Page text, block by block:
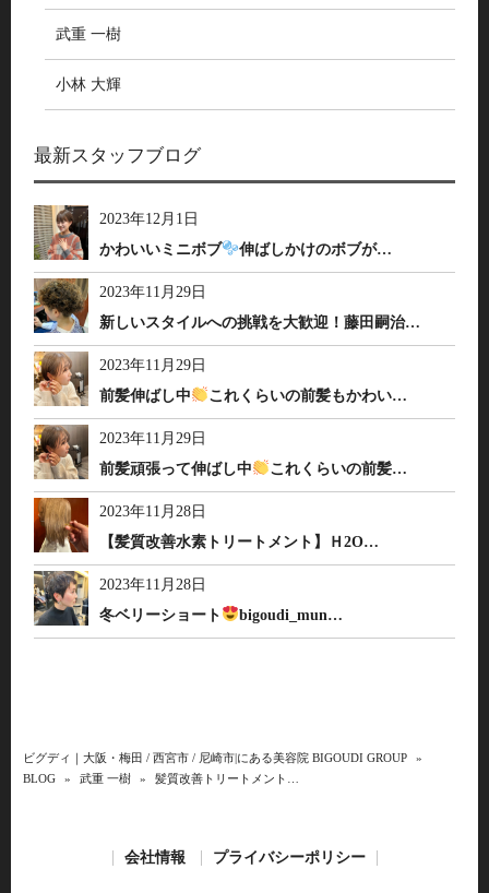
武重 一樹
小林 大輝
最新スタッフブログ
2023年12月1日
かわいいミニボブ
伸ばしかけのボブが…
2023年11月29日
新しいスタイルへの挑戦を大歓迎！藤田嗣治…
2023年11月29日
前髪伸ばし中
これくらいの前髪もかわい…
2023年11月29日
前髪頑張って伸ばし中
これくらいの前髪…
2023年11月28日
【髪質改善水素トリートメント】Ｈ2O…
2023年11月28日
冬ベリーショート
bigoudi_mun…
ビグディ｜大阪・梅田 / 西宮市 / 尼崎市|にある美容院 BIGOUDI GROUP
»
BLOG
» 武重 一樹 » 髪質改善トリートメント…
会社情報 プライバシーポリシー